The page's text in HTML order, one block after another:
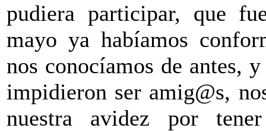
pudiera participar, que
mayo ya habíamos
nos conocíamos de antes,
impidieron ser amig@s,
nuestra avidez por